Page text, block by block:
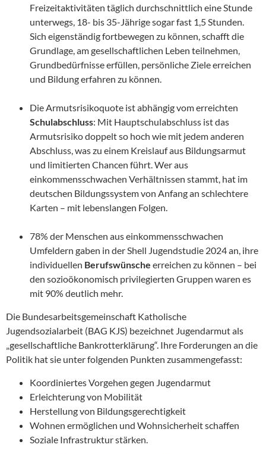
Freizeitaktivitäten täglich durchschnittlich eine Stunde
unterwegs, 18- bis 35-Jährige sogar fast 1,5 Stunden.
Sich eigenständig fortbewegen zu können, schafft die
Grundlage, am gesellschaftlichen Leben teilnehmen,
Grundbedürfnisse erfüllen, persönliche Ziele erreichen
und Bildung erfahren zu können.
Die Armutsrisikoquote ist abhängig vom erreichten
Schulabschluss: Mit Hauptschulabschluss ist das
Armutsrisiko doppelt so hoch wie mit jedem anderen
Abschluss, was zu einem Kreislauf aus Bildungsarmut
und limitierten Chancen führt. Wer aus
einkommensschwachen Verhältnissen stammt, hat im
deutschen Bildungssystem von Anfang an schlechtere
Karten – mit lebenslangen Folgen.
78% der Menschen aus einkommensschwachen
Umfeldern gaben in der Shell Jugendstudie 2024 an, ihre
individuellen Berufswünsche erreichen zu können – bei
den sozioökonomisch privilegierten Gruppen waren es
mit 90% deutlich mehr.
Die Bundesarbeitsgemeinschaft Katholische
Jugendsozialarbeit (BAG KJS) bezeichnet Jugendarmut als
„gesellschaftliche Bankrotterklärung“. Ihre Forderungen an die
Politik hat sie unter folgenden Punkten zusammengefasst:
Koordiniertes Vorgehen gegen Jugendarmut
Erleichterung von Mobilität
Herstellung von Bildungsgerechtigkeit
Wohnen ermöglichen und Wohnsicherheit schaffen
Soziale Infrastruktur stärken.